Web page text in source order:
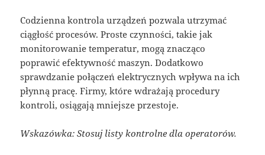
Codzienna kontrola urządzeń pozwala utrzymać
ciągłość procesów. Proste czynności, takie jak
monitorowanie temperatur, mogą znacząco
poprawić efektywność maszyn. Dodatkowo
sprawdzanie połączeń elektrycznych wpływa na ich
płynną pracę. Firmy, które wdrażają procedury
kontroli, osiągają mniejsze przestoje.
Wskazówka: Stosuj listy kontrolne dla operatorów.